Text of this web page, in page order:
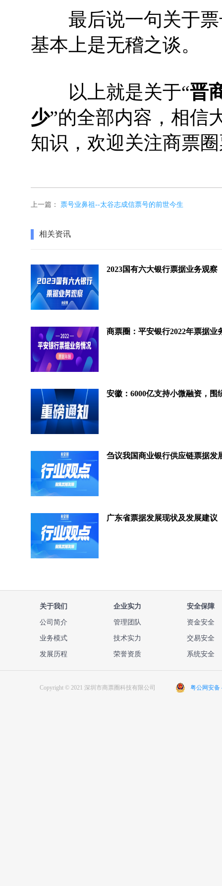
最后说一句关于票
基本上是无稽之谈。
以上就是关于“晋
少”的全部内容，相信
知识，欢迎关注商票
上一篇： 票号业鼻祖--太谷志成信票号的前世今生
相关资讯
2023国有六大银行票据业务观察
商票圈：平安银行2022年票据业
广东省票据发展现状及发展建议
关于我们
公司简介
业务模式
发展历程
企业实力
管理团队
技术实力
荣誉资质
安全保障
资金安全
交易安全
系统安全
Copyright © 2021 深圳市商票圈科技有限公司 粤公网安备